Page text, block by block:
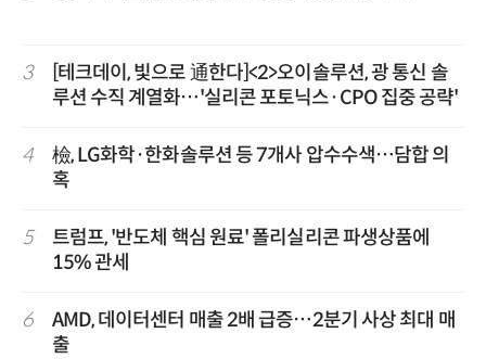
3
[테크데이, 빛으로 通한다]<2>오이솔루션, 광 통신 솔
루션 수직 계열화…'실리콘 포토닉스·CPO 집중 공략'
4
檢, LG화학·한화솔루션 등 7개사 압수수색…담합 의
혹
5
트럼프, '반도체 핵심 원료' 폴리실리콘 파생상품에
15% 관세
6
AMD, 데이터센터 매출 2배 급증…2분기 사상 최대 매
출